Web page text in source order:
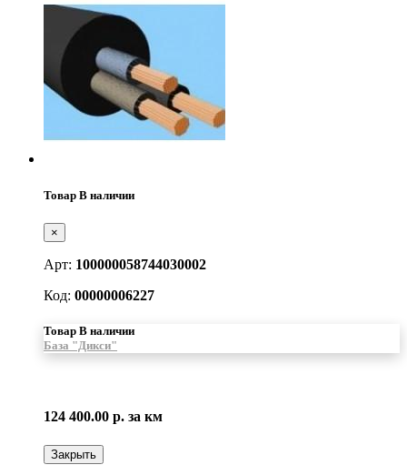
Товар В наличии
×
Арт: 100000058744030002
Код: 00000006227
Товар В наличии
База "Дикси"
124 400.00 р. за км
Закрыть